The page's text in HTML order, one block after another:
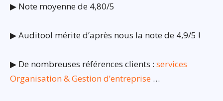
▶ Note moyenne de 4,80/5
▶ Auditool mérite d’après nous la note de 4,9/5 !
▶ De nombreuses références clients : services
Organisation & Gestion d’entreprise …